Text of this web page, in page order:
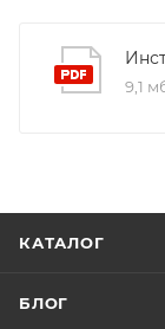
9,1
КАТАЛОГ
БЛОГ